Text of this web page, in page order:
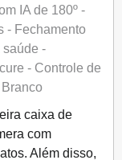
IA de 180º -
- Fechamento
saúde -
- Controle de
caixa de
com
. Além disso,